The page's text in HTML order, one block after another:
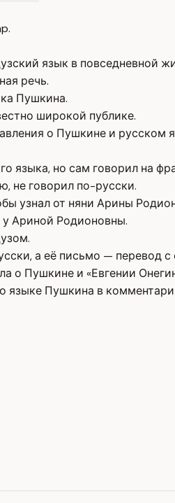
язык в повседневной
речь.
Пушкина.
широкой публике.
о Пушкине и русском
языка, но сам говорил на
не говорил по-русски.
узнал от няни Арины
Ариной Родионовны.
а её письмо — перевод с
о Пушкине и «Евгении
языке Пушкина в